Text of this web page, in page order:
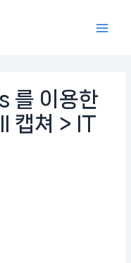
이용한
캡쳐 > IT